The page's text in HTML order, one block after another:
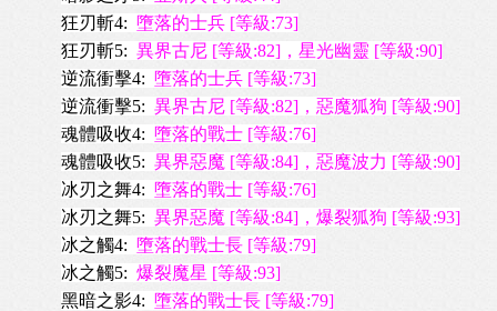
狂刃斬4: 墮落的士兵 [等級:73]
狂刃斬5: 異界古尼 [等級:82]，星光幽靈 [等級:90]
逆流衝擊4: 墮落的士兵 [等級:73]
逆流衝擊5: 異界古尼 [等級:82]，惡魔狐狗 [等級:90]
魂體吸收4: 墮落的戰士 [等級:76]
魂體吸收5: 異界惡魔 [等級:84]，惡魔波力 [等級:90]
冰刃之舞4: 墮落的戰士 [等級:76]
冰刃之舞5: 異界惡魔 [等級:84]，爆裂狐狗 [等級:93]
冰之觸4: 墮落的戰士長 [等級:79]
冰之觸5: 爆裂魔星 [等級:93]
黑暗之影4: 墮落的戰士長 [等級:79]